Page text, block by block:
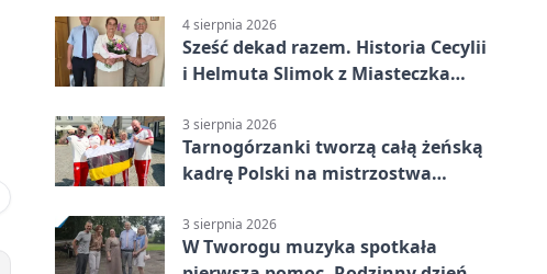
4 sierpnia 2026
Sześć dekad razem. Historia Cecylii
i Helmuta Slimok z Miasteczka
3 sierpnia 2026
Tarnogórzanki tworzą całą żeńską
kadrę Polski na mistrzostwa
3 sierpnia 2026
W Tworogu muzyka spotkała